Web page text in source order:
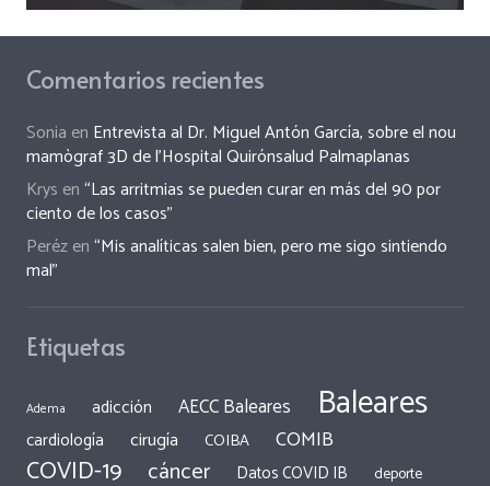
Comentarios recientes
Sonia en Entrevista al Dr. Miguel Antón García, sobre el nou
mamògraf 3D de l’Hospital Quirónsalud Palmaplanas
Krys en“Las arritmias se pueden curar en más del 90 por
ciento de los casos”
Perézen“Mis analíticas salen bien, pero me sigo sintiendo
mal”
Etiquetas
Adema adicción AECC Baleares Baleares
cardiología cirugía COIBA COMIB
COVID-19 cáncer Datos COVID IB
deporte